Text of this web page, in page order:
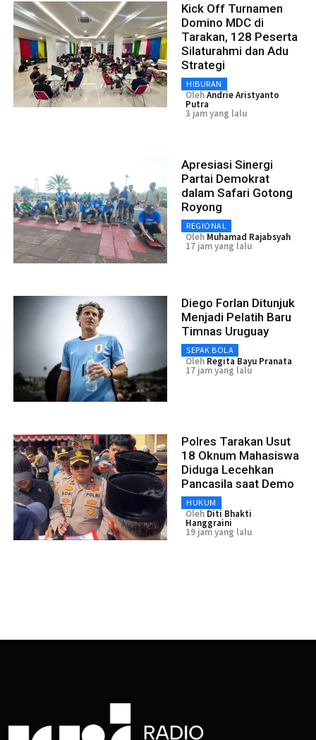
Kick Off Turnamen
Domino MDC di
Tarakan, 128 Peserta
Silaturahmi dan Adu
Strategi
HIBURAN
OlehAndrie Aristyanto
Putra
3 jam yang lalu
Apresiasi Sinergi
Partai Demokrat
dalam Safari Gotong
Royong
REGIONAL
Oleh Muhamad Rajabsyah
17 jam yang lalu
Diego Forlan Ditunjuk
Menjadi Pelatih Baru
Timnas Uruguay
SEPAK BOLA
Oleh Regita Bayu Pranata
17 jam yang lalu
Polres Tarakan Usut
18 Oknum Mahasiswa
Diduga Lecehkan
Pancasila saat Demo
HUKUM
Oleh Diti Bhakti
Hanggraini
19 jam yang lalu